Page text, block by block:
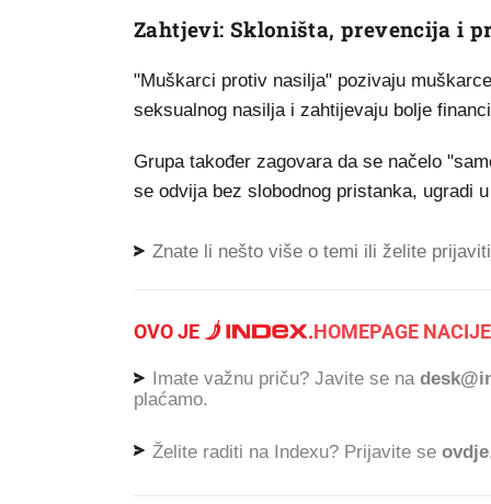
Zahtjevi: Skloništa, prevencija i
"Muškarci protiv nasilja" pozivaju
seksualnog nasilja i zahtijevaju bolje
Grupa također zagovara da se načelo
se odvija bez slobodnog pristanka, ugradi
Znate li nešto više o temi ili želite
OVO JE .HOMEPAGE
Imate važnu priču? Javite se na
plaćamo.
Želite raditi na Indexu? Prijavite se ovdje.